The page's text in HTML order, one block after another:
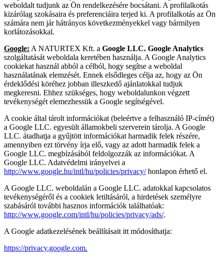
weboldalt tudjunk az Ön rendelkezésére bocsátani. A profilalkotás
kizárólag szokásaira és preferenciáira terjed ki. A profilalkotás az Ön
számára nem jár hátrányos következményekkel vagy bármilyen
korlátozásokkal.
Google: A NATURTEX Kft. a Google LLC. Google Analytics
szolgáltatását weboldala keretében használja. A Google Analytics
cookiekat használ abból a célból, hogy segítse a weboldal
használatának elemzését. Ennek elsődleges célja az, hogy az Ön
érdeklődési köréhez jobban illeszkedő ajánlatokkal tudjuk
megkeresni. Ehhez szükséges, hogy weboldalunkon végzett
tevékenységét elemezhessük a Google segítségével.
A cookie által tárolt információkat (beleértve a felhasználó IP-címét)
a Google LLC. egyesült államokbeli szerverein tárolja. A Google
LLC. átadhatja a gyűjtött információkat harmadik felek részére,
amennyiben ezt törvény írja elő, vagy az adott harmadik felek a
Google LLC. megbízásából feldolgozzák az információkat. A
Google LLC. Adatvédelmi irányelvei a
http://www.google.hu/intl/hu/policies/privacy/honlapon érhető el.
A Google LLC. weboldalán a Google LLC. adatokkal kapcsolatos
tevékenységéről és a cookiek letiltásáról, a hirdetések személyre
szabásáról további hasznos információk találhatóak:
http://www.google.com/intl/hu/policies/privacy/ads/.
A Google adatkezelésének beállításait itt módosíthatja:
https://privacy.google.com.